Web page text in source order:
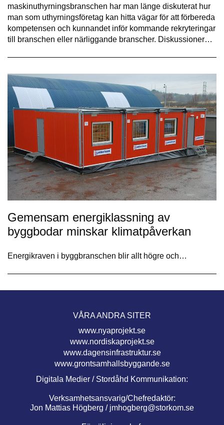
maskinuthyrningsbranschen har man länge diskuterat hur
man som uthyrningsföretag kan hitta vägar för att förbereda
kompetensen och kunnandet inför kommande rekryteringar
till branschen eller närliggande branscher. Diskussioner…
Gemensam energiklassning av
byggbodar minskar klimatpåverkan
Energikraven i byggbranschen blir allt högre och…
VÅRA ANDRA SITER
www.nyaprojekt.se
www.nordiskaprojekt.se
www.dagensinfrastruktur.se
www.grontsamhallsbyggande.se
Digitala Medier / Stordåhd Kommunikation:
Verksamhetsansvarig/Chefredaktör:
Jon Mattias Högberg / jmhogberg@storkom.se